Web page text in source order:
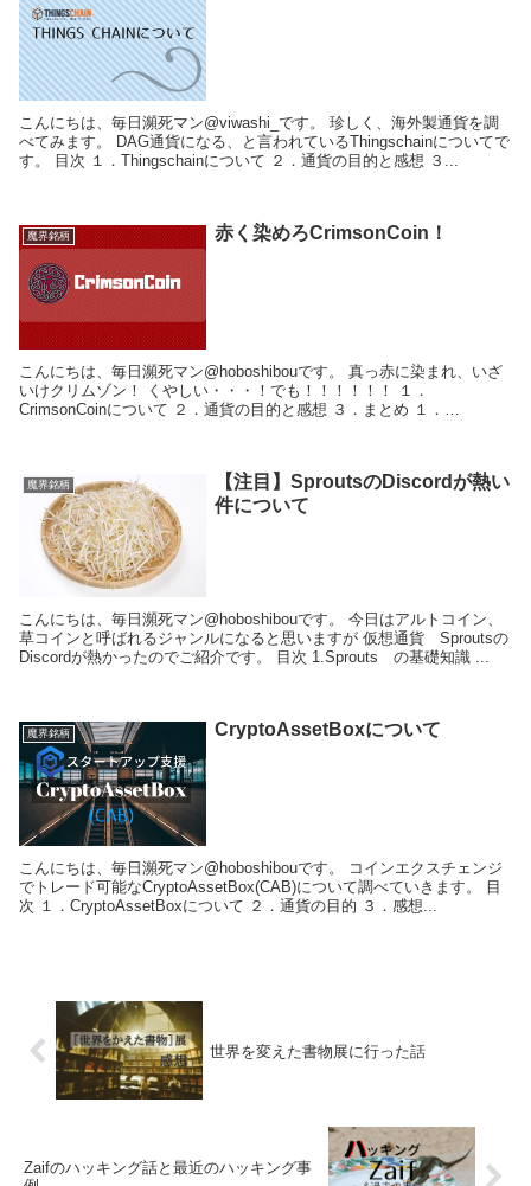
こんにちは、毎日瀕死マン@viwashi_です。 珍しく、海外製通貨を調
べてみます。 DAG通貨になる、と言われているThingschainについてで
す。 目次 １．Thingschainについて ２．通貨の目的と感想 ３...
魔界銘柄 赤く染めろCrimsonCoin！
こんにちは、毎日瀕死マン@hoboshibouです。 真っ赤に染まれ、いざ
いけクリムゾン！ くやしい・・・！でも！！！！！！ １．
CrimsonCoinについて ２．通貨の目的と感想 ３．まとめ １．
魔界銘柄
【注目】SproutsのDiscordが熱い
件について
こんにちは、毎日瀕死マン@hoboshibouです。 今日はアルトコイン、
草コインと呼ばれるジャンルになると思いますが 仮想通貨 Sproutsの
Discordが熱かったのでご紹介です。 目次 1.Sprouts の基礎知識 ...
魔界銘柄 CryptoAssetBoxについて
こんにちは、毎日瀕死マン@hoboshibouです。 コインエクスチェンジ
でトレード可能なCryptoAssetBox(CAB)について調べていきます。 目
次 １．CryptoAssetBoxについて ２．通貨の目的 ３．感想...
世界を変えた書物展に行った話
Zaifのハッキング話と最近のハッキング事